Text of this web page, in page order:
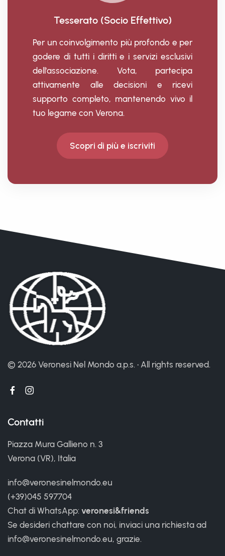
Tesserato (Socio Effettivo)
Per un coinvolgimento più profondo e per
godere di tutti i diritti e i servizi esclusivi
dell'associazione. Vota, partecipa
attivamente alle decisioni e ricevi
supporto completo, mantenendo vivo il
tuo legame con Verona.
Scopri di più e iscriviti
© 2026 Veronesi Nel Mondo a.p.s. • All rights reserved.
Contatti
Piazza Mura Gallieno n. 3
Verona (VR), Italia
info@veronesinelmondo.eu
(+39)045 597704
Chat di WhatsApp: veronesi&friends
Se desideri chattare con noi, inviaci una richiesta ad
info@veronesinelmondo.eu, grazie.